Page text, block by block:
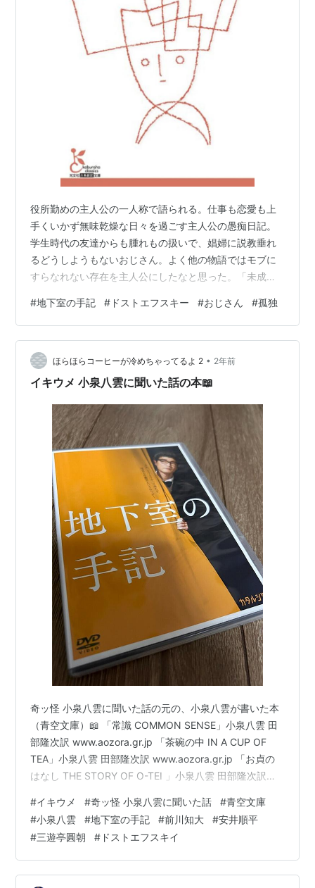
役所勤めの主人公の一人称で語られる。仕事も恋愛も上
手くいかず無味乾燥な日々を過ごす主人公の愚痴日記。
学生時代の友達からも腫れもの扱いで、娼婦に説教垂れ
るどうしようもないおじさん。よく他の物語ではモブに
すらなれない存在を主人公にしたなと思った。「未成
ている感が否めない。あと、本作の女（リーザ）は特に
男にとって都合よすぎてリアリティにかける。まあ、こ
んなおじさんにならないようにという反面教師としては
いい話かと思った。世の中の事象を盲目的に信じるのも
問題だが、過度にうがった見方をするのも考えもの。中
#地下室の手記 # ドストエフスキー #おじさん #孤独
ほらほらコーヒーが冷めちゃってるよ 2 • 2年前
イキウメ 小泉八雲に聞いた話の本📖
奇ッ怪 小泉八雲に聞いた話の元の、小泉八雲が書いた本
（青空文庫）📖 「常識 COMMON SENSE」小泉八雲 田
部隆次訳 www.aozora.gr.jp 「茶碗の中 IN A CUP OF
TEA」小泉八雲 田部隆次訳 www.aozora.gr.jp 「お貞の
はなし THE STORY OF O-TEI 」小泉八雲 田部隆次訳
「宿世の恋」はなかったので大元の圓朝の「怪談 牡丹灯
籠」。歌舞伎や舞台でご存じの方が多いと思いますが…
「怪談牡丹灯籠」三遊亭圓朝 鈴木行三校訂・編纂
www.aozora.gr.jp この５つの…
#イキウメ #奇ッ怪 小泉八雲に聞いた話 #青空文庫
#小泉八雲 #地下室の手記 #前川知大 #安井順平
#三遊亭圓朝 # ドストエフスキイ